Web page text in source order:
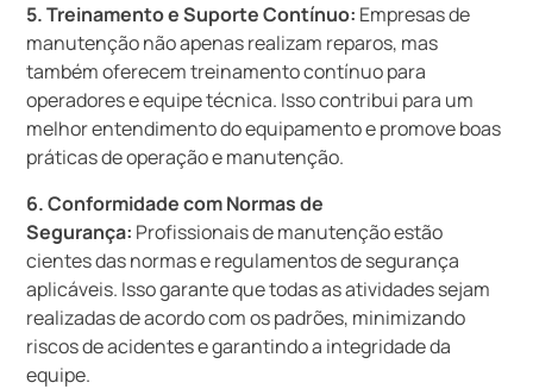
5. Treinamento e Suporte Contínuo: Empresas de
manutenção não apenas realizam reparos, mas
também oferecem treinamento contínuo para
operadores e equipe técnica. Isso contribui para um
melhor entendimento do equipamento e promove boas
práticas de operação e manutenção.
6. Conformidade com Normas de
Segurança: Profissionais de manutenção estão
cientes das normas e regulamentos de segurança
aplicáveis. Isso garante que todas as atividades sejam
realizadas de acordo com os padrões, minimizando
riscos de acidentes e garantindo a integridade da
equipe.